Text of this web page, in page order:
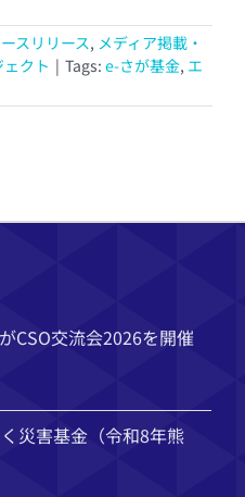
スリリース, メディア掲載・
クト | Tags: e-さが基金, エ
CSO交流会2026を開催
災害基金（令和8年熊